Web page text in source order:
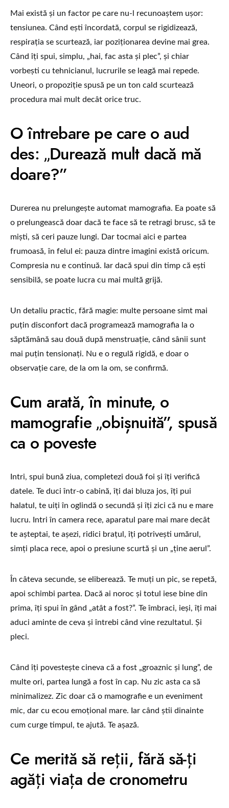
Mai există și un factor pe care nu-l recunoaștem ușor:
tensiunea. Când ești încordată, corpul se rigidizează,
respirația se scurtează, iar poziționarea devine mai grea.
Când îți spui, simplu, „hai, fac asta și plec”, și chiar
vorbești cu tehnicianul, lucrurile se leagă mai repede.
Uneori, o propoziție spusă pe un ton cald scurtează
procedura mai mult decât orice truc.
O întrebare pe care o aud
des: „Durează mult dacă mă
doare?”
Durerea nu prelungește automat mamografia. Ea poate să
o prelungească doar dacă te face să te retragi brusc, să te
miști, să ceri pauze lungi. Dar tocmai aici e partea
frumoasă, în felul ei: pauza dintre imagini există oricum.
Compresia nu e continuă. Iar dacă spui din timp că ești
sensibilă, se poate lucra cu mai multă grijă.
Un detaliu practic, fără magie: multe persoane simt mai
puțin disconfort dacă programează mamografia la o
săptămână sau două după menstruație, când sânii sunt
mai puțin tensionați. Nu e o regulă rigidă, e doar o
observație care, de la om la om, se confirmă.
Cum arată, în minute, o
mamografie „obișnuită”, spusă
ca o poveste
Intri, spui bună ziua, completezi două foi și îți verifică
datele. Te duci într-o cabină, îți dai bluza jos, îți pui
halatul, te uiți în oglindă o secundă și îți zici că nu e mare
lucru. Intri în camera rece, aparatul pare mai mare decât
te așteptai, te așezi, ridici brațul, îți potrivești umărul,
simți placa rece, apoi o presiune scurtă și un „ține aerul”.
În câteva secunde, se eliberează. Te muți un pic, se repetă,
apoi schimbi partea. Dacă ai noroc și totul iese bine din
prima, îți spui în gând „atât a fost?”. Te îmbraci, ieși, îți mai
aduci aminte de ceva și întrebi când vine rezultatul. Și
pleci.
Când îți povestește cineva că a fost „groaznic și lung”, de
multe ori, partea lungă a fost în cap. Nu zic asta ca să
minimalizez. Zic doar că o mamografie e un eveniment
mic, dar cu ecou emoțional mare. Iar când știi dinainte
cum curge timpul, te ajută. Te așază.
Ce merită să reții, fără să-ți
agăți viața de cronometru